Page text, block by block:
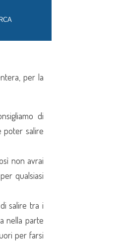
per la
di
poter salire
non avrai
qualsiasi
salire tra i
nella parte
per farsi